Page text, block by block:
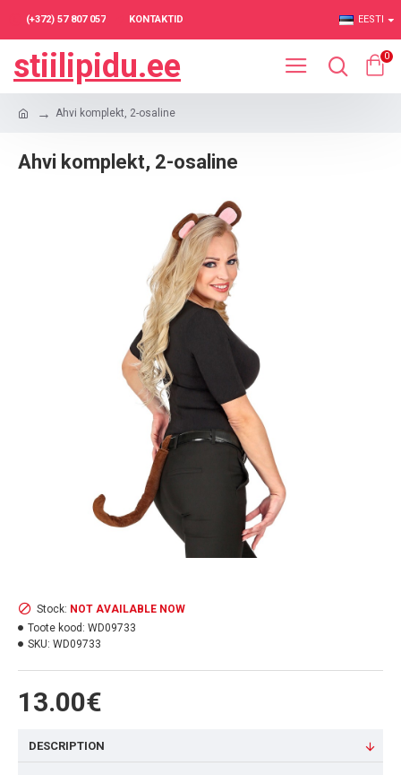
(+372) 57 807 057 KONTAKTID EESTI
stiilipidu.ee 0
Ahvi komplekt, 2-osaline
Ahvi komplekt, 2-osaline
13.00€
Stock: NOT AVAILABLE NOW
Toote kood: WD09733
SKU: WD09733
DESCRIPTION